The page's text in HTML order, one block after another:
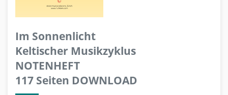
Im Sonnenlicht
Keltischer Musikzyklus
NOTENHEFT
117 Seiten DOWNLOAD